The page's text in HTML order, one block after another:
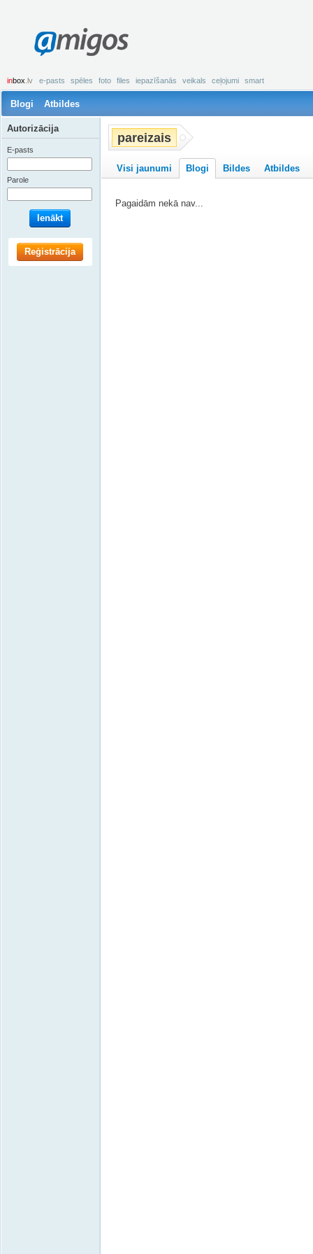
amigos
inbox .lv e-pasts spēles foto files iepazīšanās veikals ceļojumi smart
Blogi Atbildes
pareizais
Visi jaunumi Blogi Bildes Atbildes
Pagaidām nekā nav...
Autorizācija
E-pasts
Parole
Ienākt
Reģistrācija